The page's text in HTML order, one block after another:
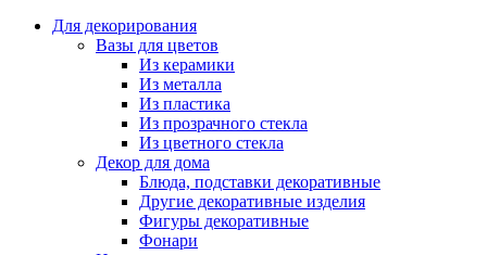
Для декорирования
Вазы для цветов
Из керамики
Из металла
Из пластика
Из прозрачного стекла
Из цветного стекла
Декор для дома
Блюда, подставки декоративные
Другие декоративные изделия
Фигуры декоративные
Фонари